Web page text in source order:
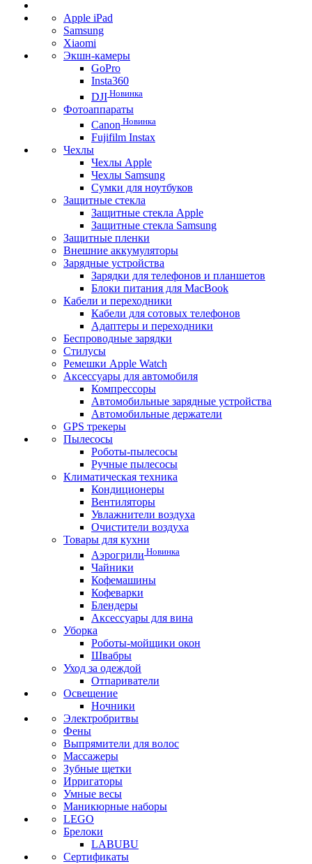
Apple iPad
Samsung
Xiaomi
Экшн-камеры
GoPro
Insta360
DJI Новинка
Фотоаппараты
Canon Новинка
Fujifilm Instax
Чехлы
Чехлы Apple
Чехлы Samsung
Сумки для ноутбуков
Защитные стекла
Защитные стекла Apple
Защитные стекла Samsung
Защитные пленки
Внешние аккумуляторы
Зарядные устройства
Зарядки для телефонов и планшетов
Блоки питания для MacBook
Кабели и переходники
Кабели для сотовых телефонов
Адаптеры и переходники
Беспроводные зарядки
Стилусы
Ремешки Apple Watch
Аксессуары для автомобиля
Компрессоры
Автомобильные зарядные устройства
Автомобильные держатели
GPS трекеры
Пылесосы
Роботы-пылесосы
Ручные пылесосы
Климатическая техника
Кондиционеры
Вентиляторы
Увлажнители воздуха
Очистители воздуха
Товары для кухни
Аэрогрили Новинка
Чайники
Кофемашины
Кофеварки
Блендеры
Аксессуары для вина
Уборка
Роботы-мойщики окон
Швабры
Уход за одеждой
Отпариватели
Освещение
Ночники
Электробритвы
Фены
Выпрямители для волос
Массажеры
Зубные щетки
Ирригаторы
Умные весы
Маникюрные наборы
LEGO
Брелоки
LABUBU
Сертификаты